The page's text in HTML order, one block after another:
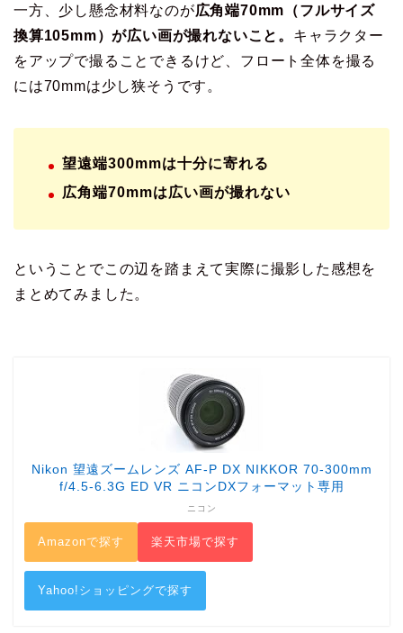
一方、少し懸念材料なのが広角端70mm（フルサイズ
換算105mm）が広い画が撮れないこと。 キャラクター
をアップで撮ることできるけど、フロート全体を撮る
には70mmは少し狭そうです。
望遠端300mmは十分に寄れる
広角端70mmは広い画が撮れない
ということでこの辺を踏まえて実際に撮影した感想を
まとめてみました。
Nikon 望遠ズームレンズ AF-P DX NIKKOR 70-300mm
f/4.5-6.3G ED VR ニコンDXフォーマット専用
ニコン
Amazonで探す 楽天市場で探す
Yahoo!ショッピングで探す